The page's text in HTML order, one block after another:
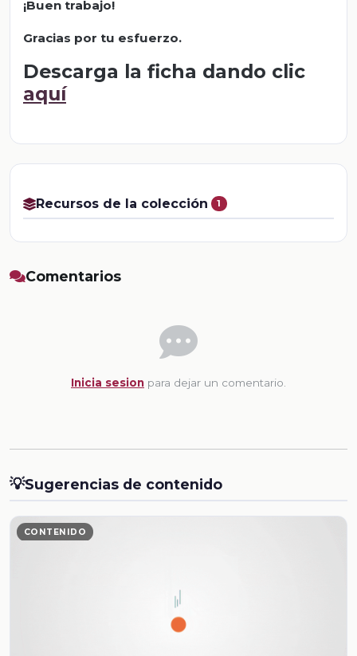
¡Buen trabajo!
Gracias por tu esfuerzo.
Descarga la ficha dando clic
aquí
Recursos de la colección 1
Comentarios
Inicia sesion para dejar un comentario.
💡Sugerencias de contenido
CONTENIDO